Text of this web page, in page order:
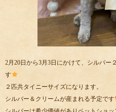
2月20日から3月3日にかけて、シルバー
す
２匹共タイニーサイズになります。
シルバー＆クリームが産まれる予定です